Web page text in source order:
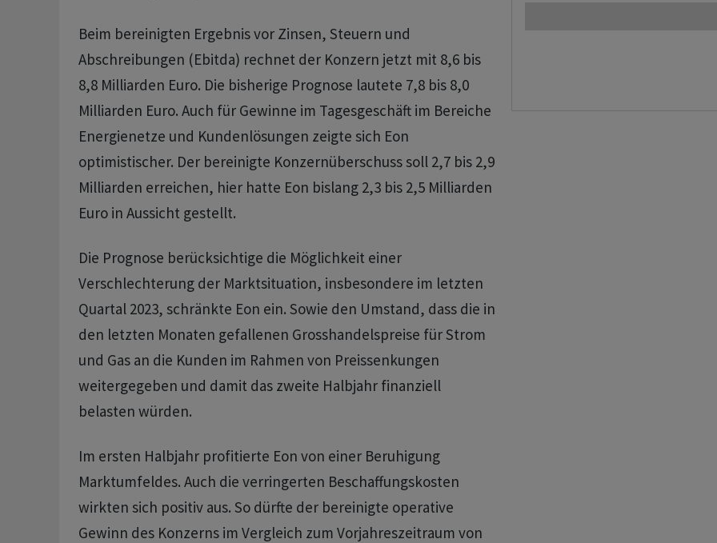
Beim bereinigten Ergebnis vor Zinsen, Steuern und
Abschreibungen (Ebitda) rechnet der Konzern jetzt mit 8,6 bis
8,8 Milliarden Euro. Die bisherige Prognose lautete 7,8 bis 8,0
Milliarden Euro. Auch für Gewinne im Tagesgeschäft im Bereiche
Energienetze und Kundenlösungen zeigte sich Eon
optimistischer. Der bereinigte Konzernüberschuss soll 2,7 bis 2,9
Milliarden erreichen, hier hatte Eon bislang 2,3 bis 2,5 Milliarden
Euro in Aussicht gestellt.
Die Prognose berücksichtige die Möglichkeit einer
Verschlechterung der Marktsituation, insbesondere im letzten
Quartal 2023, schränkte Eon ein. Sowie den Umstand, dass die in
den letzten Monaten gefallenen Grosshandelspreise für Strom
und Gas an die Kunden im Rahmen von Preissenkungen
weitergegeben und damit das zweite Halbjahr finanziell
belasten würden.
Im ersten Halbjahr profitierte Eon von einer Beruhigung
Marktumfeldes. Auch die verringerten Beschaffungskosten
wirkten sich positiv aus. So dürfte der bereinigte operative
Gewinn des Konzerns im Vergleich zum Vorjahreszeitraum von